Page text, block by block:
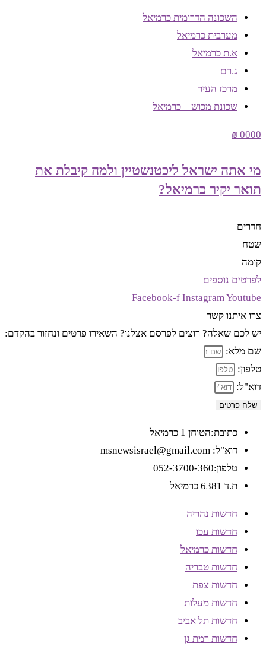
השכונה הדרומית כרמיאל
מערבית כרמיאל
א.ת כרמיאל
ג.רם
מרכז העיר
שכונת מכוש – כרמיאל
0000 ₪
מי אתה ישראל ליכטנשטיין ולמה קיבלת את
תואר יקיר כרמיאל?
חדרים
שטח
קומה
לפרטים נוספים
Facebook-f InstagramYoutube
צרו איתנו קשר
יש לכם שאלה? רוצים לפרסם אצלנו? השאירו פרטים ונחזור בהקדם:
שם מלא:
טלפון:
דוא"ל:
שלח פרטים
כתובת:הטוחן 1 כרמיאל
דוא"ל: msnewsisrael@gmail.com
טלפון:052-3700-360
ת.ד 6381 כרמיאל
חדשות נהריה
חדשות עכו
חדשות כרמיאל
חדשות טבריה
חדשות צפת
חדשות מעלות
חדשות תל אביב
חדשות רמת גן